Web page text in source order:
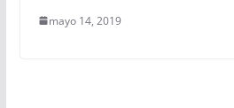
mayo 14, 2019